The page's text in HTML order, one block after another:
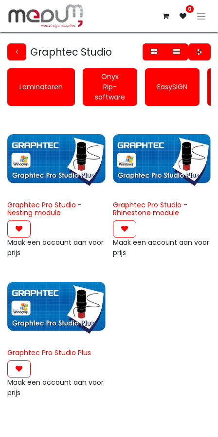
0
Graphtec Studio
Laminatoren
Onyx
Rip-
software
EasySIGN
Graphtec Pro Studio -
Nesting module
Maak een account aan voor
prijs
Graphtec Pro Studio -
Rhinestone module
Maak een account aan voor
prijs
Graphtec Pro Studio Plus
Maak een account aan voor
prijs